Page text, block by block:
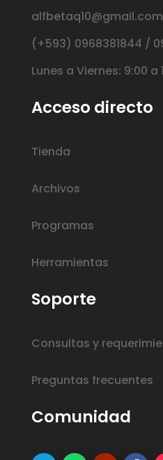
alfbetaq10@gmail.com
(+593) 0968381844 /
Lunes a Viernes: 9:00 a
Acceso directo
Tienda
Archivos
Programas
Herramientas
Soporte
Consultas y
Preguntas frecuentes
Comunidad